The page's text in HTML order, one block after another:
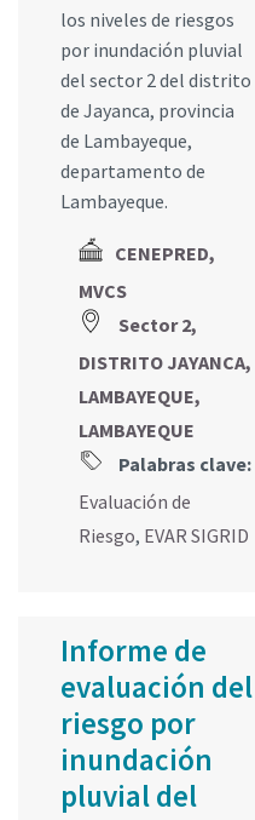
los niveles de riesgos
por inundación pluvial
del sector 2 del distrito
de Jayanca, provincia
de Lambayeque,
departamento de
Lambayeque.
CENEPRED,
MVCS
Sector 2,
DISTRITO JAYANCA,
LAMBAYEQUE,
LAMBAYEQUE
Palabras clave:
Evaluación de
Riesgo, EVAR SIGRID
Informe de
evaluación del
riesgo por
inundación
pluvial del